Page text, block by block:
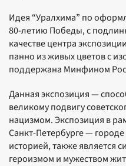
Идея “Уралхима” по
80-летию Победы, с
качестве центра
панно из живых цветов с
поддержана Минфином
Данная экспозиция —
великому подвигу
нацизмом. Экспозиция в
Санкт-Петербурге —
историей, также является
героизмом и мужеством